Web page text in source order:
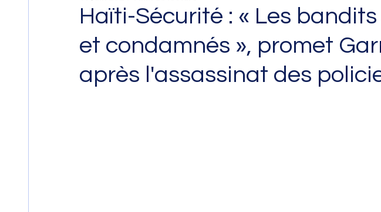
Haïti-Sécurité : « Les
et condamnés », promet
après l'assassinat des